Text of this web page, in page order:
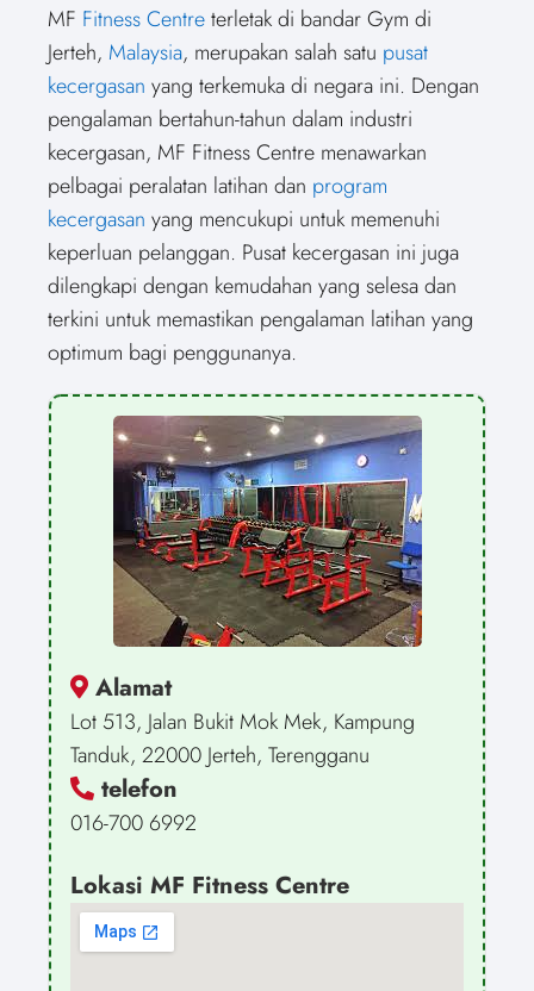
r
o
n
w
t
t
e
r
)
r
o
n
e
o
o
k
r
o
n
t
r
e
s
t
r
e
o
n
k
e
d
I
n
n
MF Fitness Centreterletak di bandar Gym di
Jerteh, Malaysia, merupakan salah satu pusat
kecergasan yang terkemuka di negara ini. Dengan
pengalaman bertahun-tahun dalam industri
kecergasan, MF Fitness Centre menawarkan
pelbagai peralatan latihan dan program
kecergasan yang mencukupi untuk memenuhi
keperluan pelanggan. Pusat kecergasan ini juga
dilengkapi dengan kemudahan yang selesa dan
terkini untuk memastikan pengalaman latihan yang
optimum bagi penggunanya.
Alamat
Lot 513, Jalan Bukit Mok Mek, Kampung
Tanduk, 22000 Jerteh, Terengganu
telefon
016-700 6992
Lokasi MF Fitness Centre